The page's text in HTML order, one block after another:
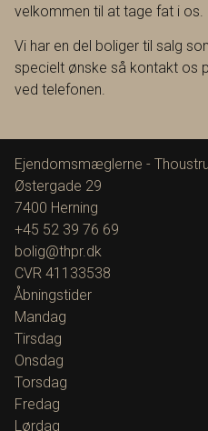
velkommen til at tage fat i os.
Vi har en del boliger til salg
specielt ønske så kontakt os
ved telefonen.
Ejendomsmæglerne -
Østergade 29
7400 Herning
+45 52 39 76 69
bolig@thpr.dk
CVR 41133538
Åbningstider
Mandag
Tirsdag
Onsdag
Torsdag
Fredag
Lørdag